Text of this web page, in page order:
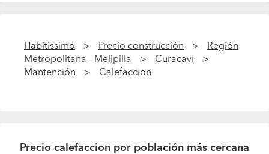
Habitissimo Precio construcción
Región
Metropolitana - Melipilla
Curacaví
Mantención
Calefaccion
Precio calefaccion por población más cercana